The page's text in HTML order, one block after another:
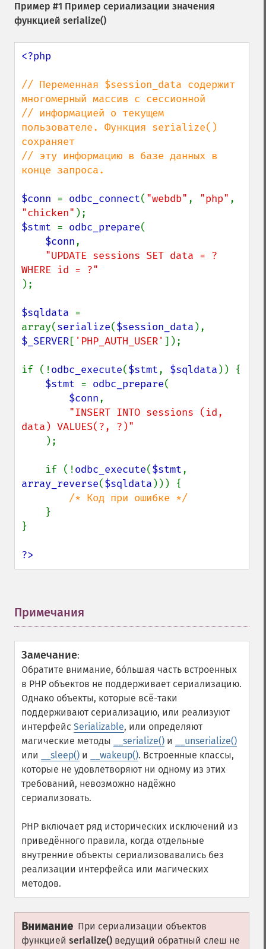
Пример #1 Пример сериализации значения
функцией serialize()
<?php
// Переменная $session_data содержит
многомерный массив с сессионной
// информацией о текущем
пользователе. Функция serialize()
сохраняет
// эту информацию в базе данных в
конце запроса.
$conn = odbc_connect( "webdb" , "php"
"chicken"
$stmt = odbc_prepare(
$conn,
"UPDATE sessions SET data = ?
);
$sqldata =
array(serialize($session_data
$_SERVER[ 'PHP_AUTH_USER' ]);
if (!odbc_execute($stmt, $sqldata )) {
$stmt = odbc_prepare(
$conn,
"INSERT INTO sessions (id,
data) VALUES(?, ?)"
);
    if (!
odbc_execute($stmt
array_reverse($sqldata ))) {
/* Код при ошибке */
}
}
?>
Примечания
Замечание:
Обратите внимание, бо́льшая часть встроенных
в PHP объектов не поддерживает сериализацию.
Однако объекты, которые всё-таки
поддерживают сериализацию, или реализуют
интерфейс Serializable, или определяют
магические методы
__serialize() и
__unserialize()
или
__sleep() и __wakeup(). Встроенные классы,
которые не удовлетворяют ни одному из этих
требований, невозможно надёжно
сериализовать.
PHP включает ряд исторических исключений из
приведённого правила, когда отдельные
внутренние объекты сериализовавались без
реализации интерфейса или магических
методов.
Внимание При сериализации объектов
функцией serialize() ведущий обратный слеш не